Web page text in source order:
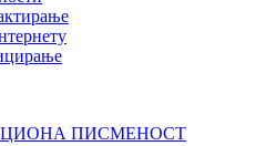
ПИСМЕНОСТ